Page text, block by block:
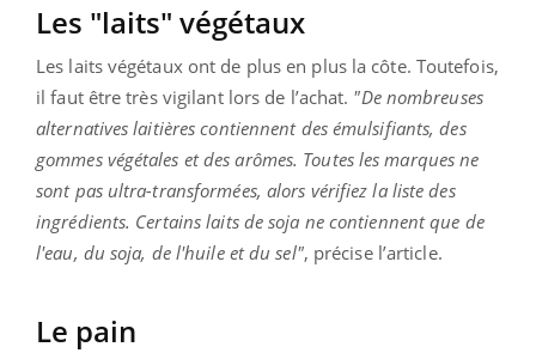
Les "laits" végétaux
Les laits végétaux ont de plus en plus la côte. Toutefois,
il faut être très vigilant lors de l’achat. "De nombreuses
alternatives laitières contiennent des émulsifiants, des
gommes végétales et des arômes. Toutes les marques ne
sont pas ultra-transformées, alors vérifiez la liste des
ingrédients. Certains laits de soja ne contiennent que de
l'eau, du soja, de l'huile et du sel", précise l’article.
Le pain